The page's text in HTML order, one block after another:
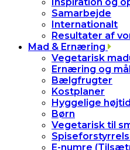
Samarbejde
Internationalt
Resultater af
Mad & Ernæring
Vegetarisk
Ernæring og
Bælgfrugter
Kostplaner
Hyggelige
Børn
Vegetarisk til
E-numre